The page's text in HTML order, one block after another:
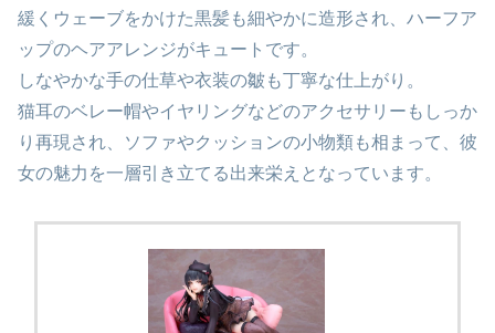
緩くウェーブをかけた黒髪も細やかに造形され、ハーフア
ップのヘアアレンジがキュートです。
しなやかな手の仕草や衣装の皺も丁寧な仕上がり。
猫耳のベレー帽やイヤリングなどのアクセサリーもしっか
り再現され、ソファやクッションの小物類も相まって、彼
女の魅力を一層引き立てる出来栄えとなっています。